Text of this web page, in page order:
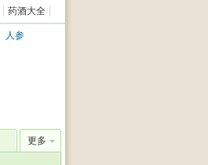
药酒大全
人参
更多